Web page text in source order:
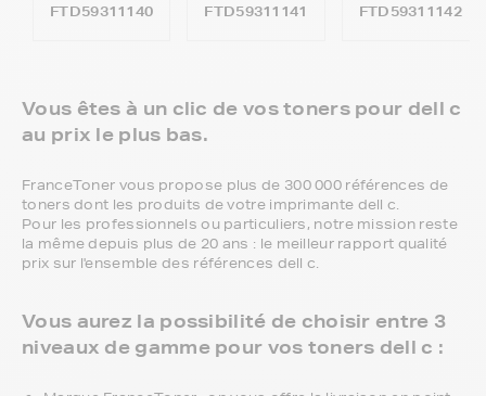
FTD59311140 FTD59311141 FTD59311142
Vous êtes à un clic de vos toners pour dell c
au prix le plus bas.
FranceToner vous propose plus de 300 000 références de
toners dont les produits de votre imprimante dell c.
Pour les professionnels ou particuliers, notre mission reste
la même depuis plus de 20 ans : le meilleur rapport qualité
prix sur l'ensemble des références dell c.
Vous aurez la possibilité de choisir entre 3
niveaux de gamme pour vos toners dell c :